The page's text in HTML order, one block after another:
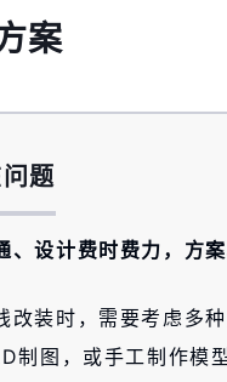
案
题
、设计费时费力，方
改装时，需要考虑多
制图，或手工制作模